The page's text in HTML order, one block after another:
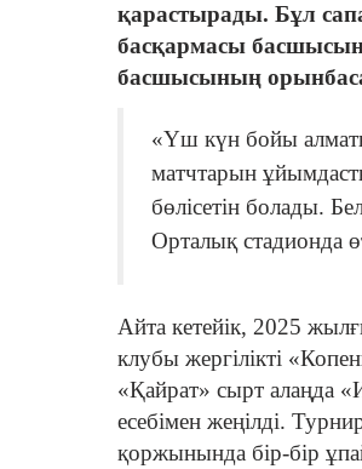
қарастырады. Бұл
басқармасы
басшысының
«Үш күн бойы
матчтарын
бөлісетін болады.
Орталық стадионда
Айта кетейік, 2025
клубы жергілікті
«Қайрат» сырт алаңда
есебімен жеңілді.
қоржынында бір-бір